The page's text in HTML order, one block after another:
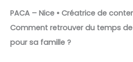
PACA – Nice • Créatrice de
Comment retrouver du temps
pour sa famille ?